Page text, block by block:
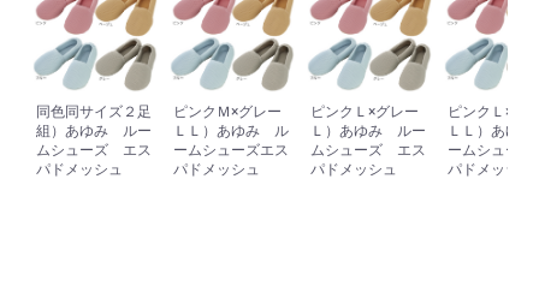
同色同サイズ２足
組）あゆみ ルー
ムシューズ エス
パドメッシュ
ピンクＭ×グレー
ＬＬ）あゆみ ル
ームシューズエス
パドメッシュ
ピンクＬ×グレー
Ｌ）あゆみ ルー
ムシューズ エス
パドメッシュ
ピンクＬ×グ
ＬＬ）あゆ
ームシューズ
パドメッシュ